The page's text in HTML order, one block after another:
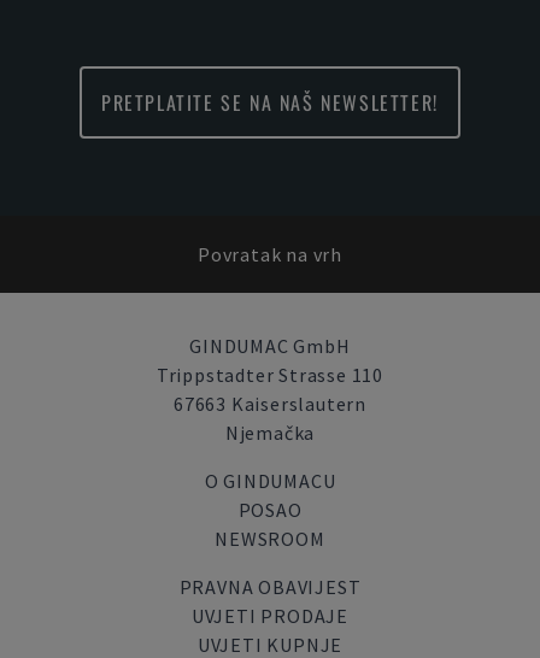
PRETPLATITE SE NA NAŠ NEWSLETTER!
Povratak na vrh
GINDUMAC GmbH
Trippstadter Strasse 110
67663 Kaiserslautern
Njemačka
O GINDUMACU
POSAO
NEWSROOM
PRAVNA OBAVIJEST
UVJETI PRODAJE
UVJETI KUPNJE